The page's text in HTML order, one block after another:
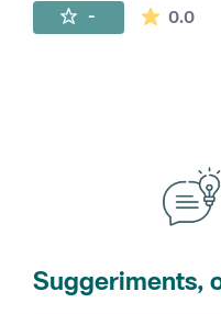
- 0.0La
Suggeriments,